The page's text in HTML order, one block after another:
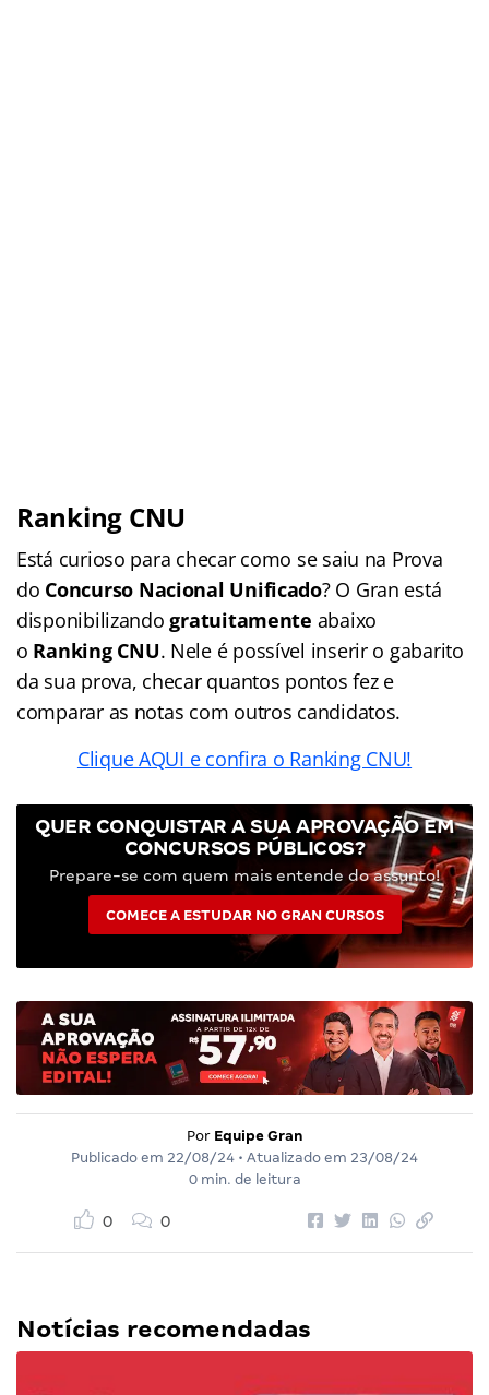
Ranking CNU
Está curioso para checar como se saiu na Prova
do Concurso Nacional Unificado? O Gran está
disponibilizandogratuitamente abaixo
o Ranking CNU. Nele é possível inserir o gabarito
da sua prova, checar quantos pontos fez e
comparar as notas com outros candidatos.
Clique AQUI e confira o Ranking CNU!
QUER CONQUISTAR A SUA APROVAÇÃO EM
CONCURSOS PÚBLICOS?
Prepare-se com quem mais entende do assunto!
COMECE A ESTUDAR NO GRAN CURSOS
Por Equipe Gran
Publicado em 22/08/24 • Atualizado em 23/08/24
0 min. de leitura
0 0
Notícias recomendadas